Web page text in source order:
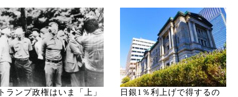
トランプ政権はいま「上」
日銀1％利上げで得するの